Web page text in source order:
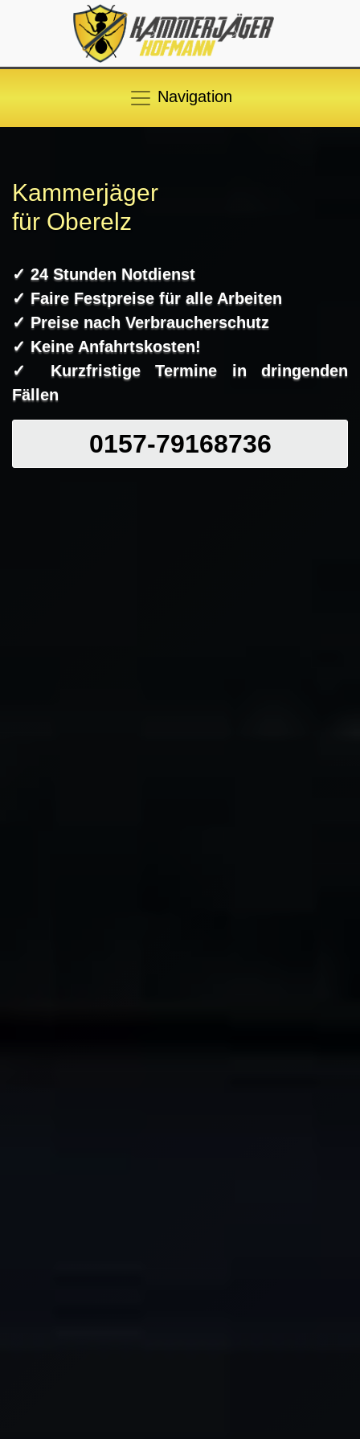
Navigation
Kammerjäger
für Oberelz
✓ 24 Stunden Notdienst
✓ Faire Festpreise für alle Arbeiten
✓ Preise nach Verbraucherschutz
✓ Keine Anfahrtskosten!
✓ Kurzfristige Termine in dringenden
Fällen
0157-79168736